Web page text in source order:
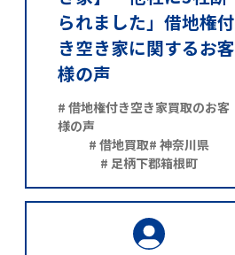
られました」借地権付
き空き家に関するお客
様の声
# 借地権付き空き家買取のお客
様の声
# 借地買取# 神奈川県
# 足柄下郡箱根町